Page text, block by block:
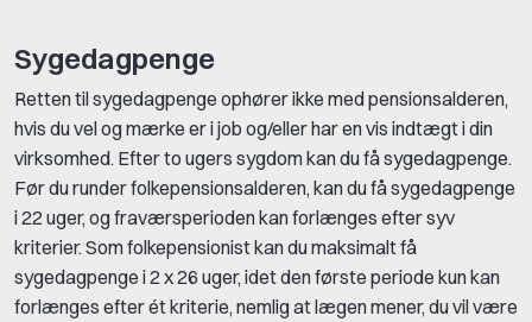
Sygedagpenge
Retten til sygedagpenge ophører ikke med pensionsalderen,
hvis du vel og mærke er i job og/eller har en vis indtægt i din
virksomhed. Efter to ugers sygdom kan du få sygedagpenge.
Før du runder folkepensionsalderen, kan du få sygedagpenge
i 22 uger, og fraværsperioden kan forlænges efter syv
kriterier. Som folkepensionist kan du maksimalt få
sygedagpenge i 2 x 26 uger, idet den første periode kun kan
forlænges efter ét kriterie, nemlig at lægen mener, du vil være